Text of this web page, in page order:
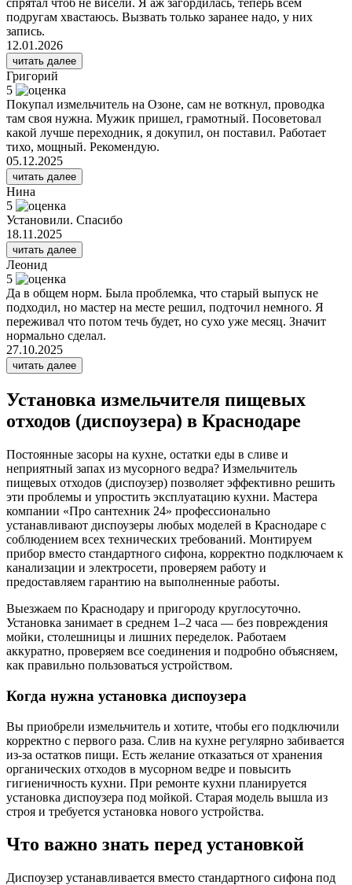
спрятал чтоб не висели. Я аж загордилась, теперь всем
подругам хвастаюсь. Вызвать только заранее надо, у них
запись.
12.01.2026
читать далее
Григорий
5
Покупал измельчитель на Озоне, сам не воткнул, проводка
там своя нужна. Мужик пришел, грамотный. Посоветовал
какой лучше переходник, я докупил, он поставил. Работает
тихо, мощный. Рекомендую.
05.12.2025
читать далее
Нина
5
Установили. Спасибо
18.11.2025
читать далее
Леонид
5
Да в общем норм. Была проблемка, что старый выпуск не
подходил, но мастер на месте решил, подточил немного. Я
переживал что потом течь будет, но сухо уже месяц. Значит
нормально сделал.
27.10.2025
читать далее
Установка измельчителя пищевых
отходов (диспоузера) в Краснодаре
Постоянные засоры на кухне, остатки еды в сливе и
неприятный запах из мусорного ведра? Измельчитель
пищевых отходов (диспоузер) позволяет эффективно решить
эти проблемы и упростить эксплуатацию кухни. Мастера
компании «Про сантехник 24» профессионально
устанавливают диспоузеры любых моделей в Краснодаре с
соблюдением всех технических требований. Монтируем
прибор вместо стандартного сифона, корректно подключаем к
канализации и электросети, проверяем работу и
предоставляем гарантию на выполненные работы.
Выезжаем по Краснодару и пригороду круглосуточно.
Установка занимает в среднем 1–2 часа — без повреждения
мойки, столешницы и лишних переделок. Работаем
аккуратно, проверяем все соединения и подробно объясняем,
как правильно пользоваться устройством.
Когда нужна установка диспоузера
Вы приобрели измельчитель и хотите, чтобы его подключили
корректно с первого раза. Слив на кухне регулярно забивается
из-за остатков пищи. Есть желание отказаться от хранения
органических отходов в мусорном ведре и повысить
гигиеничность кухни. При ремонте кухни планируется
установка диспоузера под мойкой. Старая модель вышла из
строя и требуется установка нового устройства.
Что важно знать перед установкой
Диспоузер устанавливается вместо стандартного сифона под